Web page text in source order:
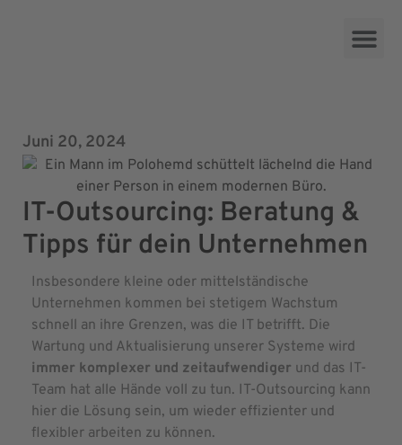
Juni 20, 2024
IT-Outsourcing: Beratung &
Tipps für dein Unternehmen
Insbesondere kleine oder mittelständische
Unternehmen kommen bei stetigem Wachstum
schnell an ihre Grenzen, was die IT betrifft. Die
Wartung und Aktualisierung unserer Systeme wird
immer komplexer und zeitaufwendiger und das IT-
Team hat alle Hände voll zu tun. IT-Outsourcing kann
hier die Lösung sein, um wieder effizienter und
flexibler arbeiten zu können.